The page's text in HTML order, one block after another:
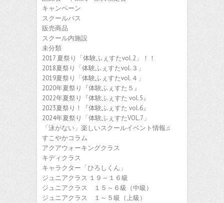
キャンペーン
スクールバス
販売商品
スクール内施設
未分類
2017 夏祭り「体験ふぇすたvol.2」！！
2018夏祭り「体験ふぇすたvol.３」
2019夏祭り「体験ふぇすたvol.４」
2020年夏祭り『体験ふぇすた５』
2022年夏祭り『体験ふぇすた vol.5』
2023夏祭り！『体験ふぇすた vol.6』
2024年夏祭り「体験ふぇすたVOL.7」
「泳がない」楽しいスクールイベント情報♫
すこやかコラム
アクアウォーキングクラス
キディクラス
キャラクター「ひろしくん」
ジュニアクラス １９～１６級
ジュニアクラス １５～６級（中級）
ジュニアクラス １～５級（上級）